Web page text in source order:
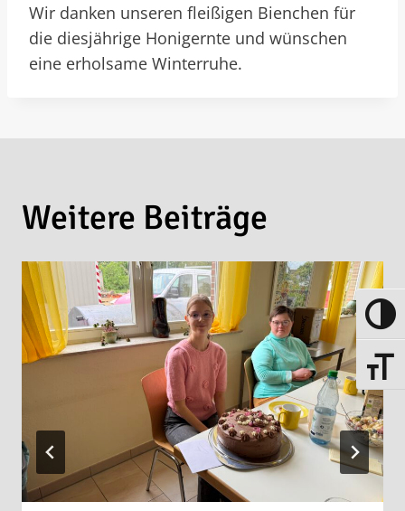
Wir danken unseren fleißigen Bienchen für
die diesjährige Honigernte und wünschen
eine erholsame Winterruhe.
Weitere Beiträge